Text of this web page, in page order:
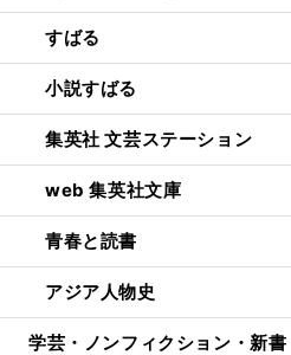
すばる
小説すばる
集英社 文芸ステーション
web 集英社文庫
青春と読書
アジア人物史
学芸・ノンフィクション・新書